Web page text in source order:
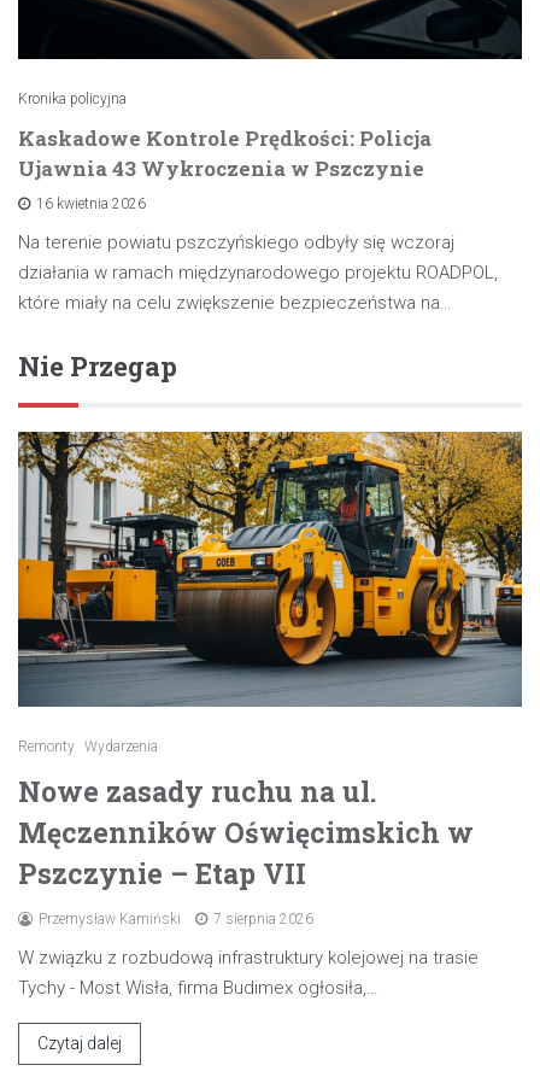
Kronika policyjna
Kaskadowe Kontrole Prędkości: Policja
Ujawnia 43 Wykroczenia w Pszczynie
16 kwietnia 2026
Na terenie powiatu pszczyńskiego odbyły się wczoraj
działania w ramach międzynarodowego projektu ROADPOL,
które miały na celu zwiększenie bezpieczeństwa na…
Nie Przegap
Remonty Wydarzenia
Nowe zasady ruchu na ul.
Męczenników Oświęcimskich w
Pszczynie – Etap VII
Przemysław Kamiński 7 sierpnia 2026
W związku z rozbudową infrastruktury kolejowej na trasie
Tychy - Most Wisła, firma Budimex ogłosiła,…
Czytaj dalej